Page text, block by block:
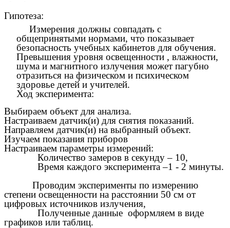
Гипотеза:
Измерения должны совпадать с
общепринятыми нормами, что показывает
безопасность учебных кабинетов для обучения.
Превышения уровня освещенности , влажности,
шума и магнитного излучения может пагубно
отразиться на физическом и психическом
здоровье детей и учителей.
Ход эксперимента:
Выбираем объект для анализа.
Настраиваем датчик(и) для снятия показаний.
Направляем датчик(и) на выбранный объект.
Изучаем показания приборов
Настраиваем параметры измерений:
Количество замеров в секунду – 10,
Время каждого эксперимента –1 - 2 минуты.
Проводим эксперименты по измерению
степени освещенности на расстоянии 50 см от
цифровых источников излучения,
Полученные данные оформляем в виде
графиков или таблиц.